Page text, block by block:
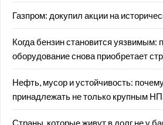
Газпром: докупил акции на
Когда бензин становится уязвимым:
оборудование снова приобретает
Нефть, мусор и устойчивость:
принадлежать не только крупным
Страны, которые живут в долг не у